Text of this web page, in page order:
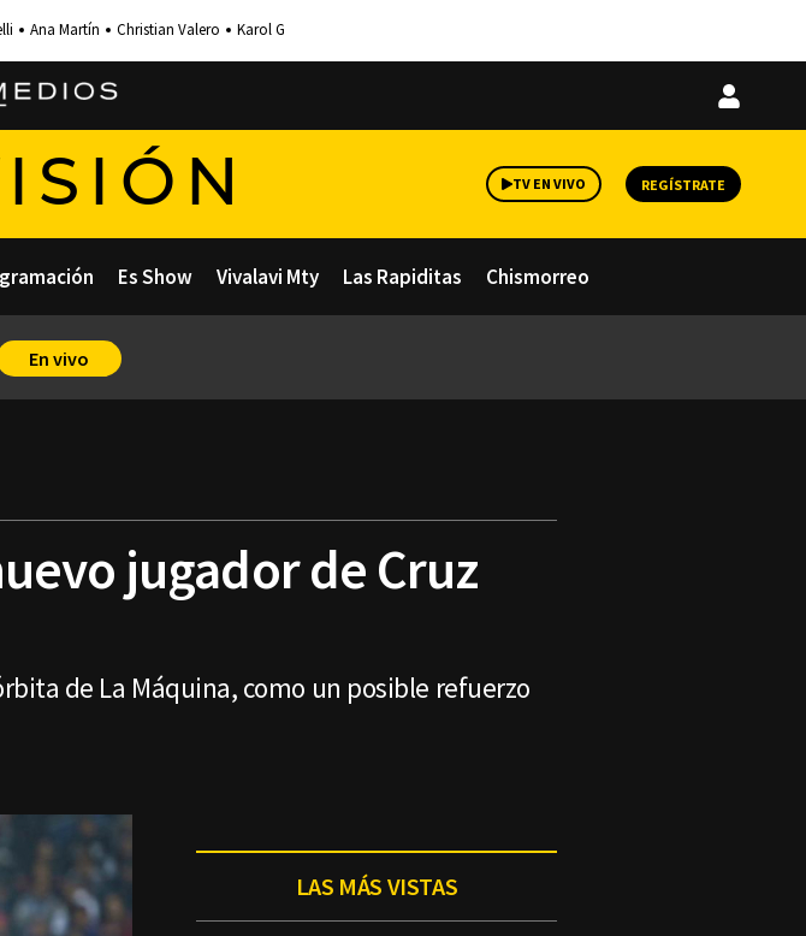
Ana Martín Christian Valero Karol G
Iniciar
TV EN VIVO REGÍSTRATE
Es Show Vivalavi Mty Las Rapiditas Chismorreo
En vivo
jugador de Cruz
de La Máquina, como un posible refuerzo
LAS MÁS VISTAS